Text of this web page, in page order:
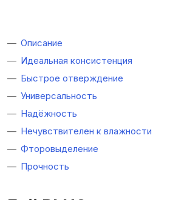
Описание
Идеальная консистенция
Быстрое отверждение
Универсальность
Надёжность
Нечувствителен к влажности
Фторовыделение
Прочность